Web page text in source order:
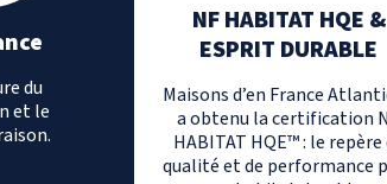
du
et le
NF HABITAT HQE &
ESPRIT DURABLE
Maisons d’en France
a obtenu la certification
HABITAT HQE™ : le repère
qualité et de performance